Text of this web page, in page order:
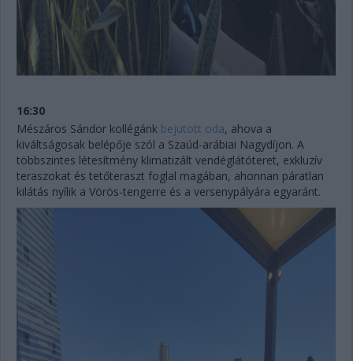
16:30
Mészáros Sándor kollégánk bejutott oda, ahova a
kiváltságosak belépője szól a Szaúd-arábiai Nagydíjon. A
többszintes létesítmény klimatizált vendéglátóteret, exkluzív
teraszokat és tetőteraszt foglal magában, ahonnan páratlan
kilátás nyílik a Vörös-tengerre és a versenypályára egyaránt.